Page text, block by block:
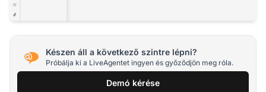
Készen áll a következő szintre lépni?
Próbálja ki a LiveAgentet ingyen és győződjön meg róla.
Demó kérése